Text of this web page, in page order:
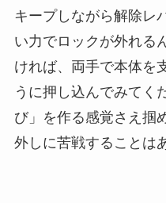
キープしながら解除レ
い力でロックが外れる
ければ、両手で本体を
うに押し込んでみてく
び」を作る感覚さえ掴
外しに苦戦することは